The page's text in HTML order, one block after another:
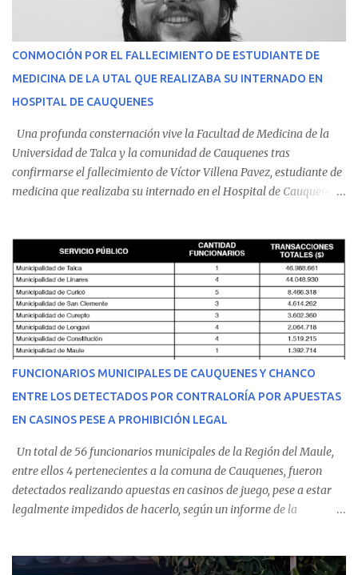
CONMOCIÓN POR EL FALLECIMIENTO DE ESTUDIANTE DE
MEDICINA DE LA UTAL QUE REALIZABA SU INTERNADO EN
HOSPITAL DE CAUQUENES
Una profunda consternación vive la Facultad de Medicina de la
Universidad de Talca y la comunidad de Cauquenes tras
confirmarse el fallecimiento de Víctor Villena Pavez, estudiante de
medicina que realizaba su internado en el Hospital de Cauquenes.
malestares físicos. Dada la complejidad de su estado de salud, el
equipo médico determinó su traslado de urgencia al Hospital
Regional de Talca y dado la urgencia la ambulancia partió hacia
Talca con escolta de Carabineros. En medio del traslado, el
estudiante de medicina de 25 años, se agravó y pese a los esfuerzos
del personal de emergencia terminó falleciendo, sin alcanzar a
recibir atención especializada en el centro de destino. Apenas se
conoció la gravedad de su condición, sus padres —residentes en
Villarrica— se trasladaron a Cauquenes con la esperanza de una
evolución favorable. No obstante, alrededo...
FUNCIONARIOS MUNICIPALES DE CAUQUENES Y CHANCO
ENTRE LOS DETECTADOS POR CONTRALORÍA POR APUESTAS
EN CASINOS PESE A PROHIBICIÓN LEGAL
Un total de 56 funcionarios municipales de la Región del Maule,
entre ellos 4 pertenecientes a la comuna de Cauquenes, fueron
detectados realizando apuestas en casinos de juego, pese a estar
legalmente impedidos de hacerlo, según un informe de la
estableció que estos funcionarios —quienes administran o